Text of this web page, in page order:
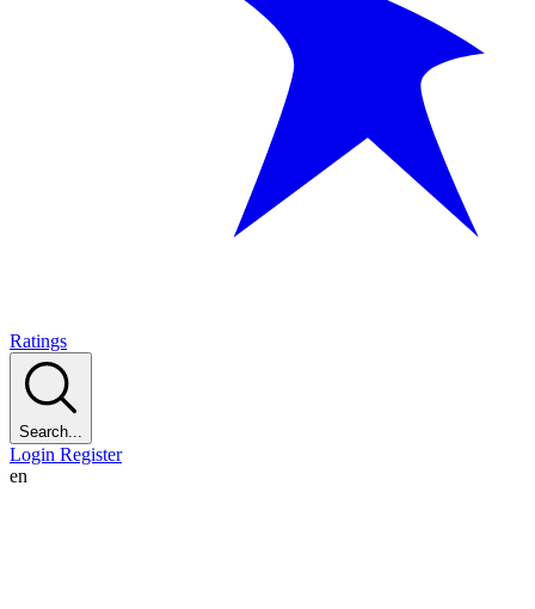
Ratings
Search...
Login Register
en